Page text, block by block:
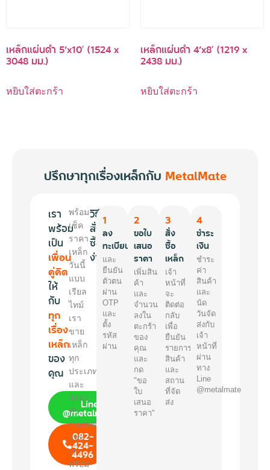
เหล็กแผ่นดำ 5’x10′ (1524 x
3048 มม.)
หยิบใส่ตะกร้า
เหล็กแผ่นดำ 4’x8′ (1219 x
2438 มม.)
หยิบใส่ตะกร้า
ปรึกษาทุกเรื่องเหล็กกับ MetalMate
เรา
พร้อม
เป็น
เพื่อน
คู่คิด
ให้
กับ
ทุก
เรื่อง
เหล็ก
ของ
คุณ
Line
@metalmate
082-
424-
4496
พร้อม
เช็ค
ราคา
เหล็ก
วันนี้
แบบ
เรียล
ไทม์
เรา
ขาย
เหล็ก
ทุก
ประเภท
และ
จัดส่ง
ทั่ว
ประเทศ
และ
เรา
พร้อม
วิธี
สั่ง
ซื้อ
ง่ายๆ
1
ลง
ทะเบียน
และ
ยืนยัน
ตัวตน
ผ่าน
OTP
และ
ตั้ง
รหัส
ผ่าน
2
ขอใบ
เสนอ
ราคา
เพิ่มสิน
ค้า
และ
จำนวน
ลงใน
ตะกร้า
ของ
คุณ
และ
กด
"ขอ
ใบ
เสนอ
ราคา"
3
สั่ง
ซื้อ
เหล็ก
เจ้า
หน้าที่
จะ
ติดต่อ
กลับ
เพื่อ
ยืนยัน
รายการ
สินค้า
และ
สถาน
ที่จัด
ส่ง
4
ชำระ
เงิน
ชำระ
ค่า
สินค้า
และ
นัด
วันจัด
ส่งกับ
เจ้า
หน้าที่
ผ่าน
ทาง
Line
@metalmate